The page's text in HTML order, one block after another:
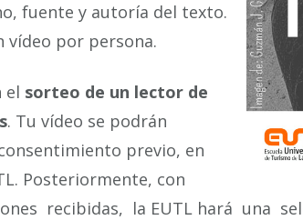
fuente y autoría del texto.
vídeo por persona.
el sorteo de un lector de
. Tu vídeo se podrán
previo, en
Posteriormente, con
recibidas, la EUTL hará una